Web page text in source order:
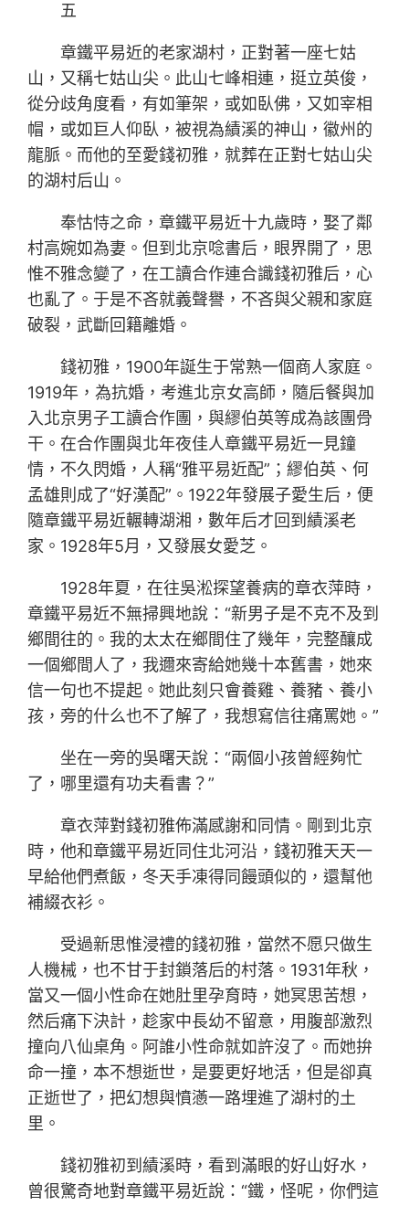
五
章鐵平易近的老家湖村，正對著一座七姑
山，又稱七姑山尖。此山七峰相連，挺立英俊，
從分歧角度看，有如筆架，或如臥佛，又如宰相
帽，或如巨人仰臥，被視為績溪的神山，徽州的
龍脈。而他的至愛錢初雅，就葬在正對七姑山尖
的湖村后山。
奉怙恃之命，章鐵平易近十九歲時，娶了鄰
村高婉如為妻。但到北京唸書后，眼界開了，思
惟不雅念變了，在工讀合作連合識錢初雅后，心
也亂了。于是不吝就義聲譽，不吝與父親和家庭
破裂，武斷回籍離婚。
錢初雅，1900年誕生于常熟一個商人家庭。
1919年，為抗婚，考進北京女高師，隨后餐與加
入北京男子工讀合作團，與繆伯英等成為該團骨
干。在合作團與北年夜佳人章鐵平易近一見鐘
情，不久閃婚，人稱“雅平易近配”；繆伯英、何
孟雄則成了“好漢配”。1922年發展子愛生后，便
隨章鐵平易近輾轉湖湘，數年后才回到績溪老
家。1928年5月，又發展女愛芝。
1928年夏，在往吳淞探望養病的章衣萍時，
章鐵平易近不無掃興地說：“新男子是不克不及到
鄉間往的。我的太太在鄉間住了幾年，完整釀成
一個鄉間人了，我邇來寄給她幾十本舊書，她來
信一句也不提起。她此刻只會養雞、養豬、養小
孩，旁的什么也不了解了，我想寫信往痛罵她。”
坐在一旁的吳曙天說：“兩個小孩曾經夠忙
了，哪里還有功夫看書？”
章衣萍對錢初雅佈滿感謝和同情。剛到北京
時，他和章鐵平易近同住北河沿，錢初雅天天一
早給他們煮飯，冬天手凍得同饅頭似的，還幫他
補綴衣衫。
受過新思惟浸禮的錢初雅，當然不愿只做生
人機械，也不甘于封鎖落后的村落。1931年秋，
當又一個小性命在她肚里孕育時，她冥思苦想，
然后痛下決計，趁家中長幼不留意，用腹部激烈
撞向八仙桌角。阿誰小性命就如許沒了。而她拚
命一撞，本不想逝世，是要更好地活，但是卻真
正逝世了，把幻想與憤懣一路埋進了湖村的土
里。
錢初雅初到績溪時，看到滿眼的好山好水，
曾很驚奇地對章鐵平易近說：“鐵，怪呢，你們這